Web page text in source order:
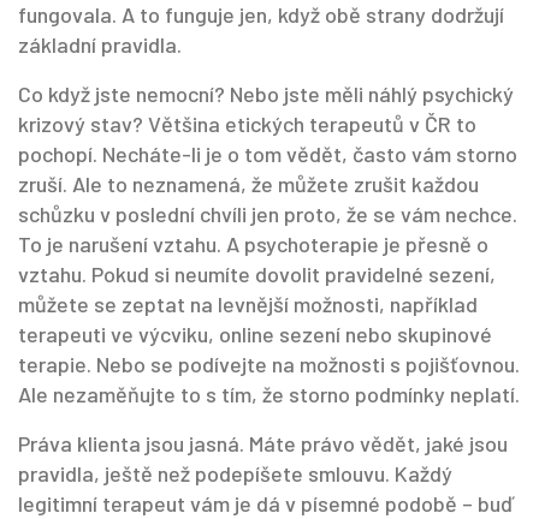
fungovala. A to funguje jen, když obě strany dodržují
základní pravidla.
Co když jste nemocní? Nebo jste měli náhlý psychický
krizový stav? Většina etických terapeutů v ČR to
pochopí. Necháte-li je o tom vědět, často vám storno
zruší. Ale to neznamená, že můžete zrušit každou
schůzku v poslední chvíli jen proto, že se vám nechce.
To je narušení vztahu. A psychoterapie je přesně o
vztahu. Pokud si neumíte dovolit pravidelné sezení,
můžete se zeptat na levnější možnosti, například
terapeuti ve výcviku, online sezení nebo skupinové
terapie. Nebo se podívejte na možnosti s pojišťovnou.
Ale nezaměňujte to s tím, že storno podmínky neplatí.
Práva klienta jsou jasná. Máte právo vědět, jaké jsou
pravidla, ještě než podepíšete smlouvu. Každý
legitimní terapeut vám je dá v písemné podobě – buď